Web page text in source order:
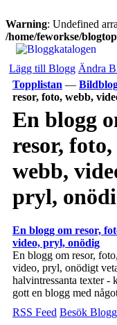
Warning: Undefined
/home/feworkse/
Lägg till Blogg Ändra
Topplistan —
resor, foto, webb,
En blogg
resor, foto,
webb,
pryl,
En blogg om resor,
video, pryl, onödig
En blogg om resor,
video, pryl, onödigt
halvintressanta texter -
gott en blogg med
RSS Feed Besök